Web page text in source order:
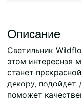
Описание
Светильник
этом интересная
станет
декору, подойдет
поможет